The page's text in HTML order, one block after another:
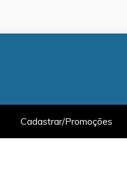
Cadastrar/Promoções